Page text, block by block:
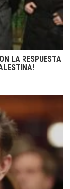
LA RESPUESTA